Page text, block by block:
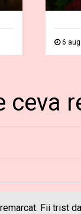
6
Fii trist